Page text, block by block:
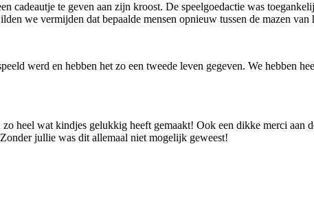
cadeautje te geven aan zijn kroost. De speelgoedactie was
we vermijden dat bepaalde mensen opnieuw tussen de mazen van
werd en hebben het zo een tweede leven gegeven. We hebben
heel wat kindjes gelukkig heeft gemaakt! Ook een dikke merci aan
jullie was dit allemaal niet mogelijk geweest!